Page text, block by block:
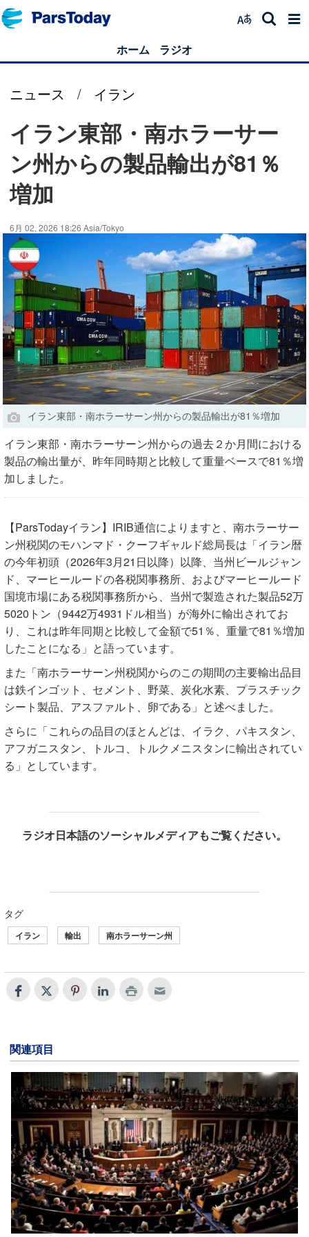
ホーム ラジオ
ニュース / イラン
イラン東部・南ホラーサー
ン州からの製品輸出が81％
増加
6月 02, 2026 18:26 Asia/Tokyo
イラン東部・南ホラーサーン州からの製品輸出が81％増加
イラン東部・南ホラーサーン州からの過去２か月間における
製品の輸出量が、昨年同時期と比較して重量ベースで81％増
加しました。
【ParsTodayイラン】IRIB通信によりますと、南ホラーサー
ン州税関のモハンマド・クーフギャルド総局長は「イラン暦
の今年初頭（2026年3月21日以降）以降、当州ビールジャン
ド、マーヒールードの各税関事務所、およびマーヒールード
国境市場にある税関事務所から、当州で製造された製品52万
5020トン（9442万4931ドル相当）が海外に輸出されてお
り、これは昨年同期と比較して金額で51％、重量で81％増加
したことになる」と語っています。
また「南ホラーサーン州税関からのこの期間の主要輸出品目
は鉄インゴット、セメント、野菜、炭化水素、プラスチック
シート製品、アスファルト、卵である」と述べました。
さらに「これらの品目のほとんどは、イラク、パキスタン、
アフガニスタン、トルコ、トルクメニスタンに輸出されてい
る」としています。
ラジオ日本語のソーシャルメディアもご覧ください。
タグ
イラン 輸出 南ホラーサーン州
関連項目